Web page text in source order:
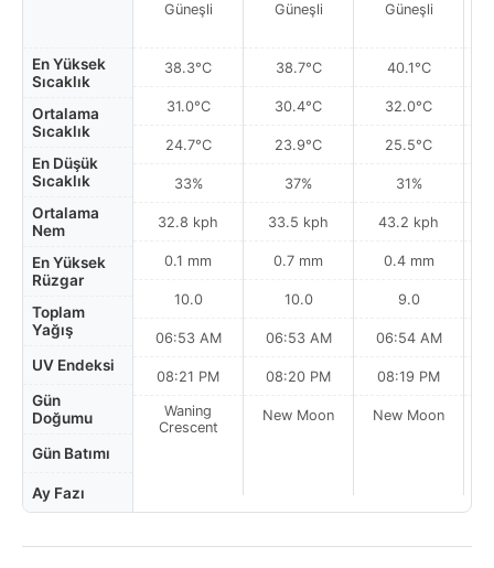
En Yüksek
Sıcaklık
Ortalama
Sıcaklık
En Düşük
Sıcaklık
Ortalama
Nem
En Yüksek
Rüzgar
Toplam
Yağış
UV Endeksi
Gün
Doğumu
Gün Batımı
Ay Fazı
Güneşli
38.3°C
31.0°C
24.7°C
33%
32.8 kph
0.1 mm
10.0
06:53 AM
08:21 PM
Waning
Crescent
Güneşli
38.7°C
30.4°C
23.9°C
37%
33.5 kph
0.7 mm
10.0
06:53 AM
08:20 PM
New Moon
Güneşli
40.1°C
32.0°C
25.5°C
31%
43.2 kph
0.4 mm
9.0
06:54 AM
08:19 PM
New Moon